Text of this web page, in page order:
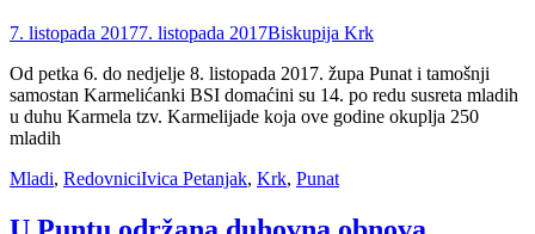
Posted
7. listopada 20177. listopada 2017Author
Biskupija Krk
Od petka 6. do nedjelje 8. listopada 2017. župa Punat i tamošnji
samostan Karmelićanki BSI domaćini su 14. po redu susreta mladih
u duhu Karmela tzv. Karmelijade koja ove godine okuplja 250
mladih
Categories
Mladi, RedovniciTags
Ivica Petanjak, Krk, Punat